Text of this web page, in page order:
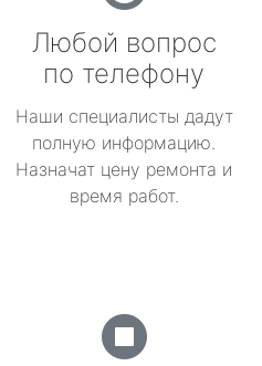
Любой вопрос
по телефону
Наши специалисты дадут
полную информацию.
Назначат цену ремонта и
время работ.